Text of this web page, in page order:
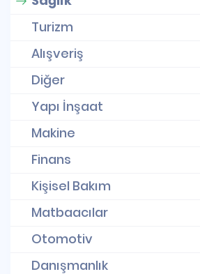
Turizm
Alışveriş
Diğer
Yapı İnşaat
Makine
Finans
Kişisel Bakım
Matbaacılar
Otomotiv
Danışmanlık